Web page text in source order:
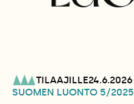
TILAAJILLE24.6.2026
SUOMEN LUONTO 5/2025